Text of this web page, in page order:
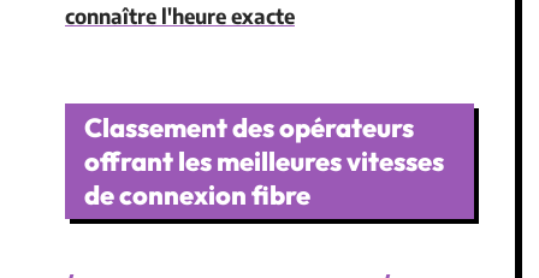
connaître l'heure exacte
Classement des opérateurs
offrant les meilleures vitesses
de connexion fibre